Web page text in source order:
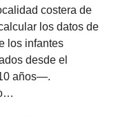
costera de
los datos de
los infantes
desde el
años—.